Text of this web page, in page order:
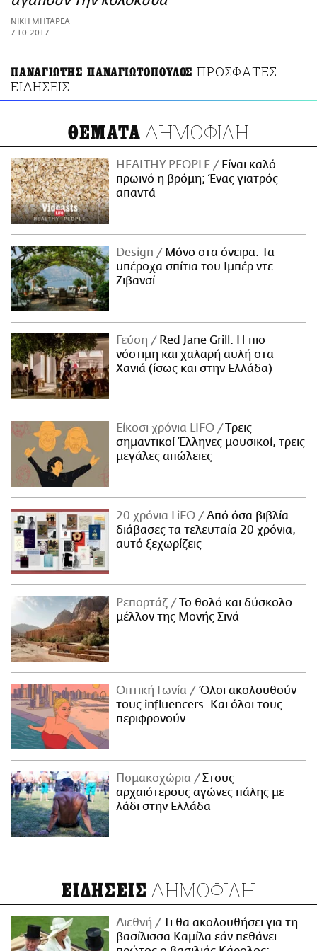
ΑΜΠΑ
PRINT
ΝΙΚΗ ΜΗΤΑΡΕΑ
7.10.2017
ΠΑΝΑΓΙΩΤΗΣ ΠΑΝΑΓΙΩΤΟΠΟΥΛΟΣ ΠΡΟΣΦΑΤΕΣ
ΕΙΔΗΣΕΙΣ
ΘΕΜΑΤΑ ΔΗΜΟΦΙΛΗ
HEALTHY PEOPLE
Είναι καλό
πρωινό η βρόμη; Ένας γιατρός
απαντά
Design
Μόνο στα όνειρα: Τα
υπέροχα σπίτια του Ιμπέρ ντε
Ζιβανσί
Γεύση
Red Jane Grill: Η πιο
νόστιμη και χαλαρή αυλή στα
Χανιά (ίσως και στην Ελλάδα)
Είκοσι χρόνια LIFO
Tρεις
σημαντικοί Έλληνες μουσικοί, τρεις
μεγάλες απώλειες
20 χρόνια LiFO
Από όσα βιβλία
διάβασες τα τελευταία 20 χρόνια,
αυτό ξεχωρίζεις
Ρεπορτάζ
Το θολό και δύσκολο
μέλλον της Μονής Σινά
Οπτική Γωνία
Όλοι ακολουθούν
τους influencers. Και όλοι τους
περιφρονούν.
Πομακοχώρια
Στους
αρχαιότερους αγώνες πάλης με
λάδι στην Ελλάδα
ΕΙΔΗΣΕΙΣ ΔΗΜΟΦΙΛΗ
Διεθνή
Τι θα ακολουθήσει για τη
βασίλισσα Καμίλα εάν πεθάνει